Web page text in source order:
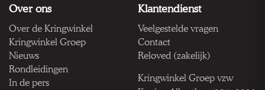
Over ons
Over de Kringwinkel
Kringwinkel Groep
Nieuws
Rondleidingen
In de pers
Klantendienst
Veelgestelde vragen
Contact
Reloved (zakelijk)
Kringwinkel Groep vzw